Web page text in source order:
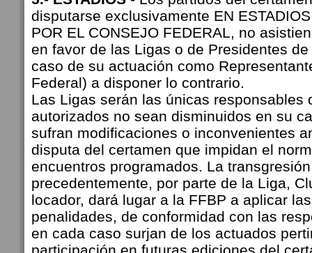
disputarse exclusivamente EN
POR EL CONSEJO FEDERAL, no
en favor de las Ligas o de Presidentes
caso de su actuación como
Federal) a disponer lo contrario.
Las Ligas serán las únicas responsables
autorizados no sean disminuidos en su
sufran modificaciones o inconvenientes
disputa del certamen que impidan el
encuentros programados. La
precedentemente, por parte de la Liga,
locador, dará lugar a la FFBP a aplicar
penalidades, de conformidad con las
en cada caso surjan de los actuados